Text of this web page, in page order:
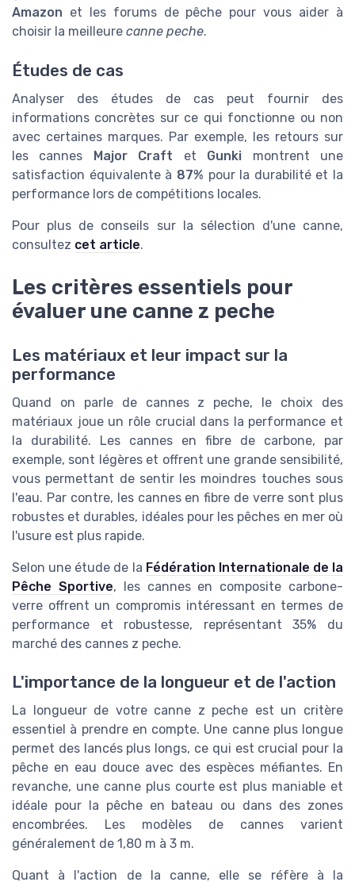
Amazon et les forums de pêche pour vous aider à
choisir la meilleure canne peche.
Études de cas
Analyser des études de cas peut fournir des
informations concrètes sur ce qui fonctionne ou non
avec certaines marques. Par exemple, les retours sur
les cannes Major Craft et Gunki montrent une
satisfaction équivalente à 87% pour la durabilité et la
performance lors de compétitions locales.
Pour plus de conseils sur la sélection d'une canne,
consultez cet article.
Les critères essentiels pour
évaluer une canne z peche
Les matériaux et leur impact sur la
performance
Quand on parle de cannes z peche, le choix des
matériaux joue un rôle crucial dans la performance et
la durabilité. Les cannes en fibre de carbone, par
exemple, sont légères et offrent une grande sensibilité,
vous permettant de sentir les moindres touches sous
l'eau. Par contre, les cannes en fibre de verre sont plus
robustes et durables, idéales pour les pêches en mer où
l'usure est plus rapide.
Selon une étude de la Fédération Internationale de la
Pêche Sportive, les cannes en composite carbone-
verre offrent un compromis intéressant en termes de
performance et robustesse, représentant 35% du
marché des cannes z peche.
L'importance de la longueur et de l'action
La longueur de votre canne z peche est un critère
essentiel à prendre en compte. Une canne plus longue
permet des lancés plus longs, ce qui est crucial pour la
pêche en eau douce avec des espèces méfiantes. En
revanche, une canne plus courte est plus maniable et
idéale pour la pêche en bateau ou dans des zones
encombrées. Les modèles de cannes varient
généralement de 1,80 m à 3 m.
Quant à l'action de la canne, elle se réfère à la